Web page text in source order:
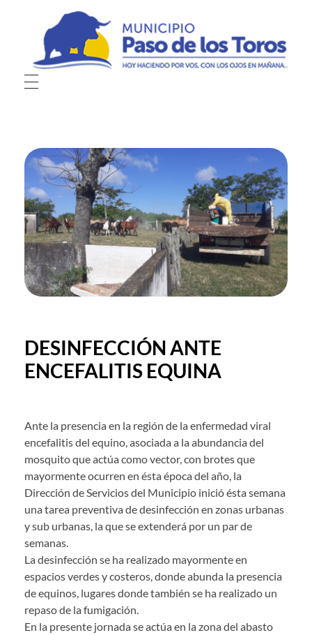
Municipio de Paso de los Toros
Hoy haciendo para vos, con los ojos en mañana
DESINFECCIÓN ANTE
ENCEFALITIS EQUINA
Ante la presencia en la región de la enfermedad viral
encefalitis del equino, asociada a la abundancia del
mosquito que actúa como vector, con brotes que
mayormente ocurren en ésta época del año, la
Dirección de Servicios del Municipio inició ésta semana
una tarea preventiva de desinfección en zonas urbanas
y sub urbanas, la que se extenderá por un par de
semanas.
La desinfección se ha realizado mayormente en
espacios verdes y costeros, donde abunda la presencia
de equinos, lugares donde también se ha realizado un
repaso de la fumigación.
En la presente jornada se actúa en la zona del abasto